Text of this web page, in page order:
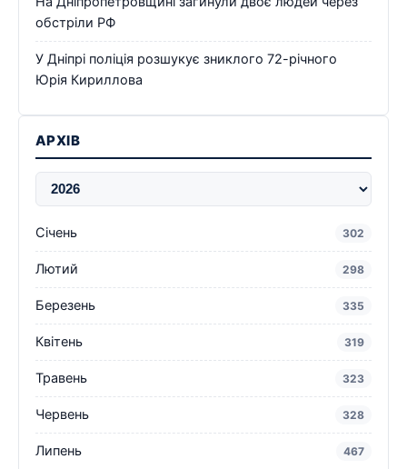
обстріли РФ
У Дніпрі поліція розшукує зниклого 72-річного
Юрія Кириллова
АРХІВ
Січень 302
Лютий 298
Березень 335
Квітень 319
Травень 323
Червень 328
Липень 467